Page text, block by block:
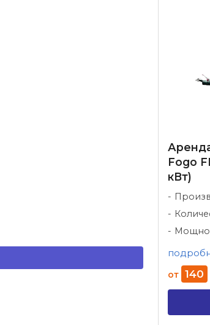
Fogo
кВт)
от 140